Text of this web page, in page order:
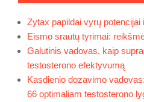
Zytax papildai vyrų
Eismo srautų tyrimai:
Galutinis vadovas, kaip
testosterono efektyvumą
Kasdienio dozavimo
66 optimaliam testosterono